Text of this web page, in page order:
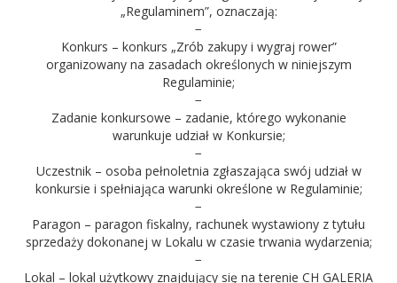
„Regulaminem”, oznaczają:
−
Konkurs – konkurs „Zrób zakupy i wygraj rower”
organizowany na zasadach określonych w niniejszym
Regulaminie;
−
Zadanie konkursowe – zadanie, którego wykonanie
warunkuje udział w Konkursie;
−
Uczestnik – osoba pełnoletnia zgłaszająca swój udział w
konkursie i spełniająca warunki określone w Regulaminie;
−
Paragon – paragon fiskalny, rachunek wystawiony z tytułu
sprzedaży dokonanej w Lokalu w czasie trwania wydarzenia;
−
Lokal – lokal użytkowy znajdujący się na terenie CH GALERIA